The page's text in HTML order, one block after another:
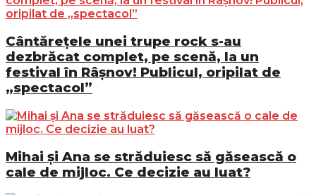
Cântărețele unei trupe rock s-au
dezbrăcat complet, pe scenă, la un
festival în Râșnov! Publicul, oripilat de
„spectacol”
Mihai și Ana se străduiesc să găsească o
cale de mijloc. Ce decizie au luat?